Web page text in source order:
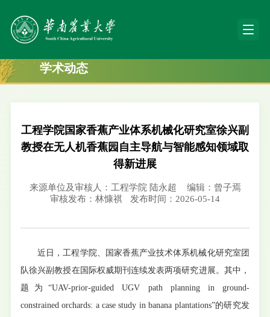
学术动态
工程学院国家香蕉产业体系机械化研究室徐兴副
教授在无人机香蕉园自主导航与智能感知领域取
得新进展
来源单位及审核人：工程学院 陆永超
编辑：曾子焉
审核发布：林慷祺
发布时间：2026-05-14
近日，工程学院、国家香蕉产业技术体系机械化研究室团
队徐兴副教授在国际权威期刊连续发表两项研究进展。其中，
题为“UAV-prior-guided UGV path planning in ground-
constrained orchards: a case study in banana plantations”的研究发